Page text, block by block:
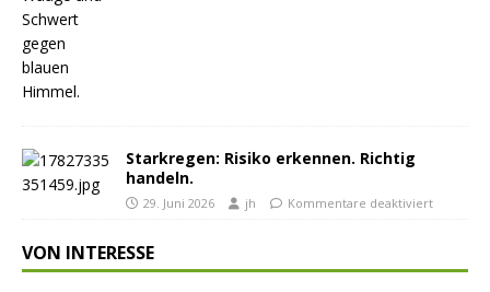
Starkregen: Risiko erkennen. Richtig
handeln.
29. Juni 2026 jh Kommentare deaktiviert
VON INTERESSE